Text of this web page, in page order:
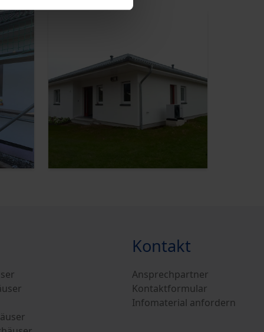
Kontakt
Ansprechpartner
Kontaktformular
Infomaterial anfordern